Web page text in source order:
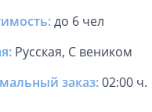
до 6 чел
: Русская, С веником
заказ:02:00 ч.